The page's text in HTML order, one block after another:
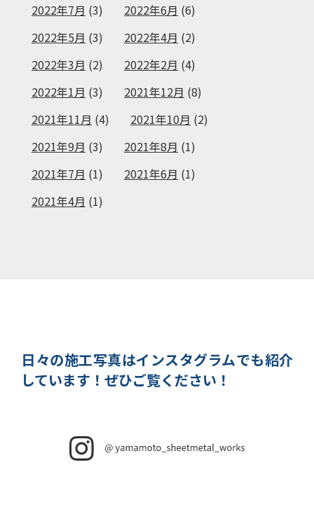
2022年7月 (3) 2022年6月 (6)
2022年5月 (3) 2022年4月 (2)
2022年3月 (2) 2022年2月 (4)
2022年1月 (3) 2021年12月 (8)
2021年11月 (4) 2021年10月 (2)
2021年9月 (3) 2021年8月 (1)
2021年7月 (1) 2021年6月 (1)
2021年4月 (1)
日々の施工写真はインスタグラムでも紹介
しています！ ぜひご覧ください！